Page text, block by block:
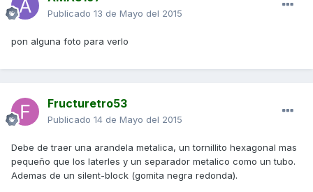
Publicado 13 de Mayo del 2015
pon alguna foto para verlo
Fructuretro53
Publicado 14 de Mayo del 2015
Debe de traer una arandela metalica, un tornillito hexagonal mas
pequeño que los laterles y un separador metalico como un tubo.
Ademas de un silent-block (gomita negra redonda).